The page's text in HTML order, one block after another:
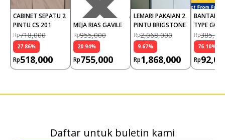
CABINET SEPATU 2
PINTU CS 201
Rp718,000
27.86%
Rp518,000
MEJA RIAS GAVILE
Rp955,000
20.94%
Rp755,000
LEMARI PAKAIAN 2
PINTU BRIGSTONE
Rp2,068,000
9.67%
Rp1,868,000
BANTAL
TYPE
(PCS)
Rp
76.10%
Rp
Daftar untuk buletin kami